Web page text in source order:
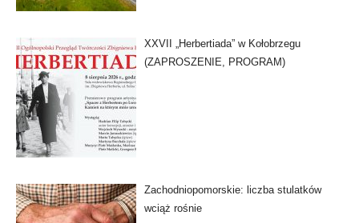
XXVII „Herbertiada” w Kołobrzegu
(ZAPROSZENIE, PROGRAM)
Zachodniopomorskie: liczba stulatków
wciąż rośnie